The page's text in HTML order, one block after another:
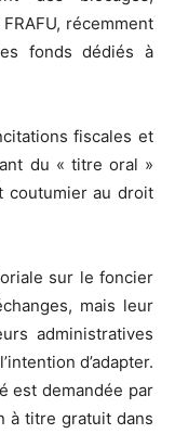
récemment
fonds dédiés à
fiscales et
du « titre oral »
coutumier au droit
sur le foncier
mais leur
administratives
d’adapter.
est demandée par
à titre gratuit dans